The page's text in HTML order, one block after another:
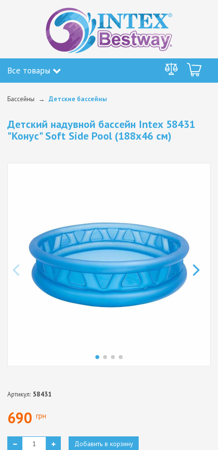
Все товары
Бассейны Детские бассейны
Детский надувной бассейн Intex 58431
"Конус" Soft Side Pool (188х46 см)
Артикул: 58431
690 грн
Добавить в корзину